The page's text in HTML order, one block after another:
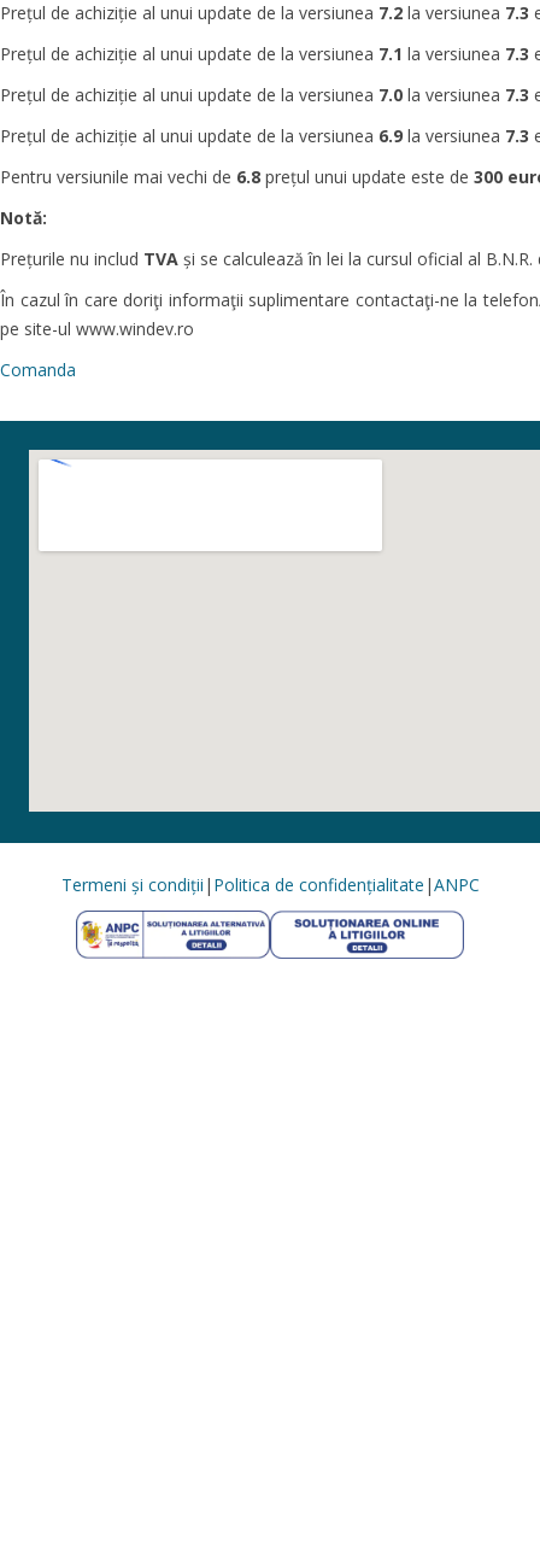
Prețul de achiziție al unui update de la versiunea 7.2 la versiunea 7.3
Prețul de achiziție al unui update de la versiunea 7.1 la versiunea 7.3
Prețul de achiziție al unui update de la versiunea 7.0 la versiunea 7.3
Prețul de achiziție al unui update de la versiunea 6.9 la versiunea 7.3
Pentru versiunile mai vechi de 6.8 prețul unui update este de 300
Notă:
Prețurile nu includ TVA și se calculează în lei la cursul oficial al B.N.R.
În cazul în care doriţi informaţii suplimentare contactaţi-ne la
pe site-ul www.windev.ro
Comanda
Termeni și condiții | Politica de confidențialitate |ANPC